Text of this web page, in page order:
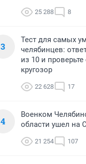
25 288 8
3
Тест для самых
челябинцев:
из 10 и проверьте
кругозор
22 628 17
4
Военком
области ушел на
21 254 107